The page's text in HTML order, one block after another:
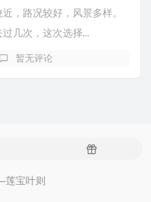
，路况较好，风景多样。
几次，这次选择...
暂无评论
随
莲宝叶则